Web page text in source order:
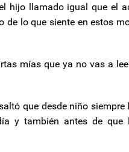
hijo llamado igual que el
de lo que siente en estos
mías que ya no vas a
que desde niño
y también antes de que